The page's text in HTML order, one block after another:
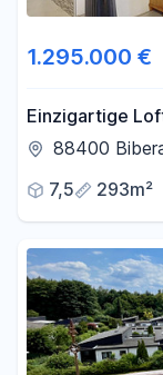
1.295.000 €
Einzigartige
88400
7,5
293m²